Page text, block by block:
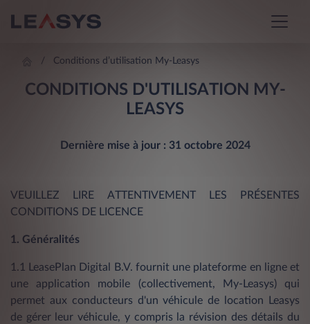
Conditions d’utilisation My-Leasys
CONDITIONS D'UTILISATION MY-
LEASYS
Dernière mise à jour : 31 octobre 2024
VEUILLEZ LIRE ATTENTIVEMENT LES PRÉSENTES
CONDITIONS DE LICENCE
1. Généralités
1.1 LeasePlan Digital B.V. fournit une plateforme en ligne et
une application mobile (collectivement, My-Leasys) qui
permet aux conducteurs d'un véhicule de location Leasys
de gérer leur véhicule, y compris la révision des détails du